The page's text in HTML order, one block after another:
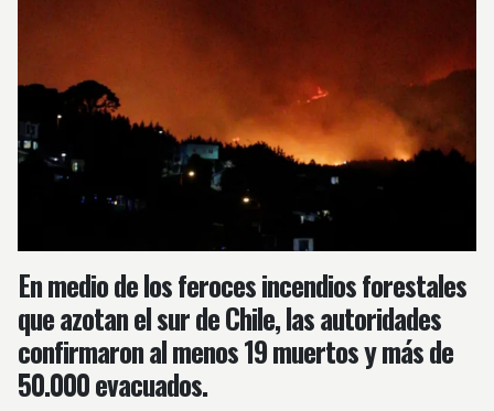
En medio de los feroces incendios forestales
que azotan el sur de Chile, las autoridades
confirmaron al menos 19 muertos y más de
50.000 evacuados.